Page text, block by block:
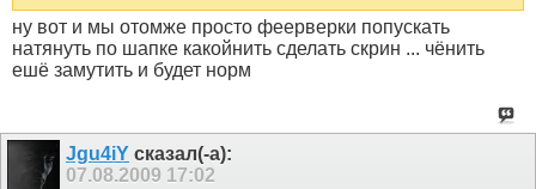
ну вот и мы отомже просто феерверки попускать
натянуть по шапке какойнить сделать скрин ... чёнить
ешё замутить и будет норм
Jgu4iY сказал(-а):
07.08.2009 17:02